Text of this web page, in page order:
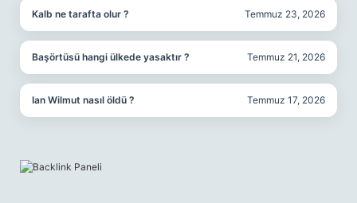
Kalb ne tarafta olur ? Temmuz 23, 2026
Başörtüsü hangi ülkede yasaktır ? Temmuz 21, 2026
Ian Wilmut nasıl öldü ? Temmuz 17, 2026